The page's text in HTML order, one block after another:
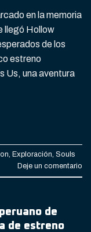
en la memoria
llegó Hollow
de los
estreno
Us, una aventura
, Exploración, Souls
Deje un comentario
de
de estreno